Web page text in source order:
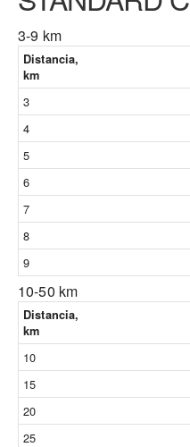
3-9 km
Distancia,
km
3
4
5
6
7
8
9
10-50 km
Distancia,
km
10
15
20
25